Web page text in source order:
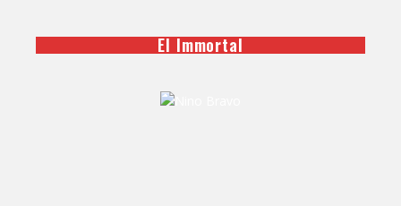
El Immortal